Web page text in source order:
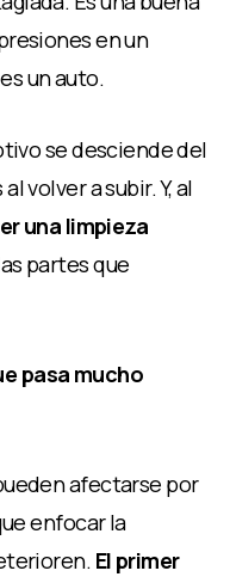
en un
un auto.
se desciende del
volver a subir. Y, al
una limpieza
partes que
pasa mucho
afectarse por
enfocar la
El primer